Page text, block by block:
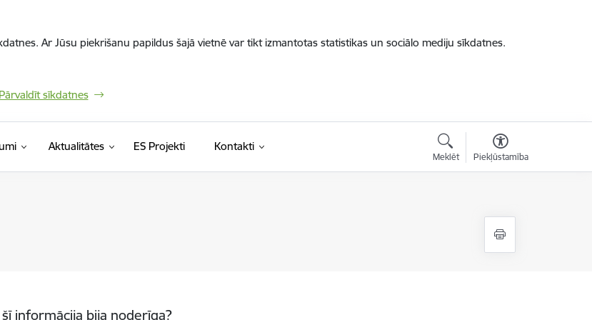
Ar Jūsu piekrišanu papildus šajā vietnē var tikt izmantotas statistikas un sociālo mediju sīkdatnes.
Pārvaldīt sīkdatnes
Aktualitātes ES Projekti Kontakti
Meklēt Piekļūstamība
šī informācija bija noderīga?